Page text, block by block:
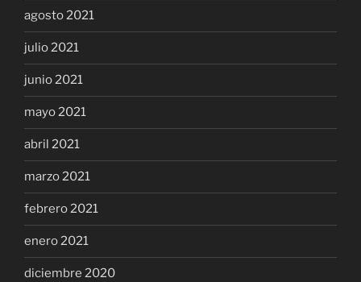
agosto 2021
julio 2021
junio 2021
mayo 2021
abril 2021
marzo 2021
febrero 2021
enero 2021
diciembre 2020